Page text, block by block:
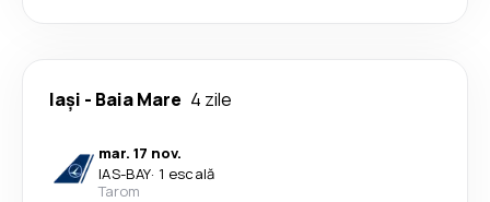
Iași - Baia Mare 4 zile
mar. 17 nov.
IAS-BAY· 1 escală
Tarom